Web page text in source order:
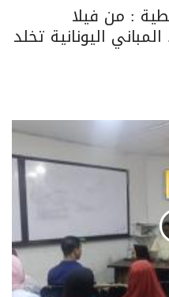
: من فيلا
اليونانية تخلد